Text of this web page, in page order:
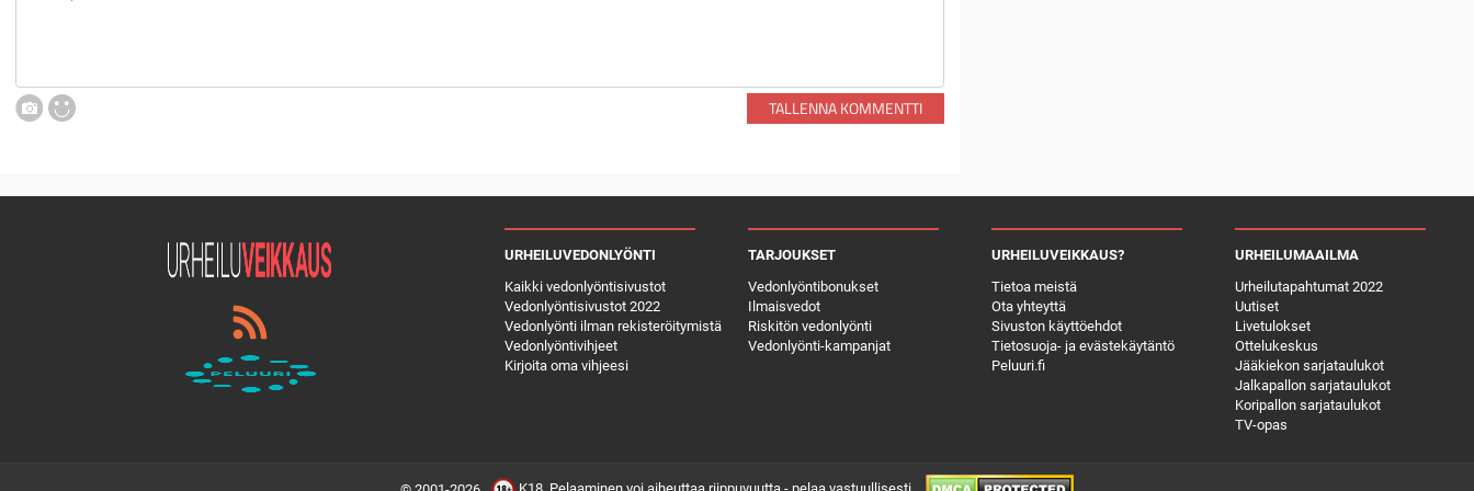
TALLENNA KOMMENTTI
URHEILUVEDONLYÖNTI
Kaikki vedonlyöntisivustot
Vedonlyöntisivustot 2022
Vedonlyönti ilman rekisteröitymistä
Vedonlyöntivihjeet
Kirjoita oma vihjeesi
TARJOUKSET
Vedonlyöntibonukset
Ilmaisvedot
Riskitön vedonlyönti
Vedonlyönti-kampanjat
URHEILUVEIKKAUS?
Tietoa meistä
Ota yhteyttä
Sivuston käyttöehdot
Tietosuoja- ja evästekäytäntö
Peluuri.fi
URHEILUMAAILMA
Urheilutapahtumat 2022
Uutiset
Livetulokset
Ottelukeskus
Jääkiekon sarjataulukot
Jalkapallon sarjataulukot
Koripallon sarjataulukot
TV-opas